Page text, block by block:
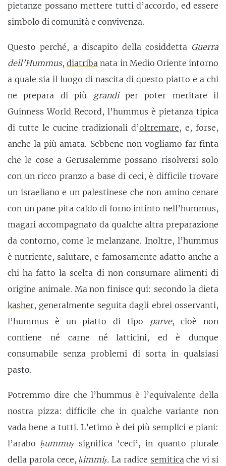
pietanze possano mettere tutti d’accordo, ed essere
simbolo di comunità e convivenza.
Questo perché, a discapito della cosiddetta Guerra
dell’Hummus,diatriba nata in Medio Oriente intorno
a quale sia il luogo di nascita di questo piatto e a chi
ne prepara di più
grandiper poter meritare il
Guinness World Record, l’hummus è pietanza tipica
di tutte le cucine tradizionali d’oltremare, e, forse,
anche la più amata. Sebbene non vogliamo far finta
che le cose a Gerusalemme possano risolversi solo
con un ricco pranzo a base di ceci, è difficile trovare
un israeliano e un palestinese che non amino cenare
con un pane pita caldo di forno intinto nell’hummus,
magari accompagnato da qualche altra preparazione
da contorno, come le melanzane. Inoltre, l’hummus
è nutriente, salutare, e famosamente adatto anche a
chi ha fatto la scelta di non consumare alimenti di
origine animale. Ma non finisce qui: secondo la dieta
kasher, generalmente seguita dagli ebrei osservanti,
l’hummus è un piatto di tipo
parve, cioè non
contiene né carne né latticini, ed è dunque
consumabile senza problemi di sorta in qualsiasi
pasto.
Potremmo dire che l’hummus è l’equivalente della
nostra pizza: difficile che in qualche variante non
vada bene a tutti. L’etimo è dei più semplici e piani:
l’araboḥummuṣ significa ‘ceci’, in quanto plurale
della parola cece,ḥimmiṣ. La radice semitica che vi si